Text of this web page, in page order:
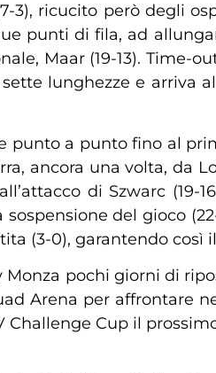
3), ricucito però degli
punti di fila, ad
Maar (19-13). Time-
lunghezze e arriva
punto a punto fino al
ancora una volta, da
di Szwarc
del gioco
(3-0), garantendo
Monza pochi giorni di
Arena per affrontare
Challenge Cup il